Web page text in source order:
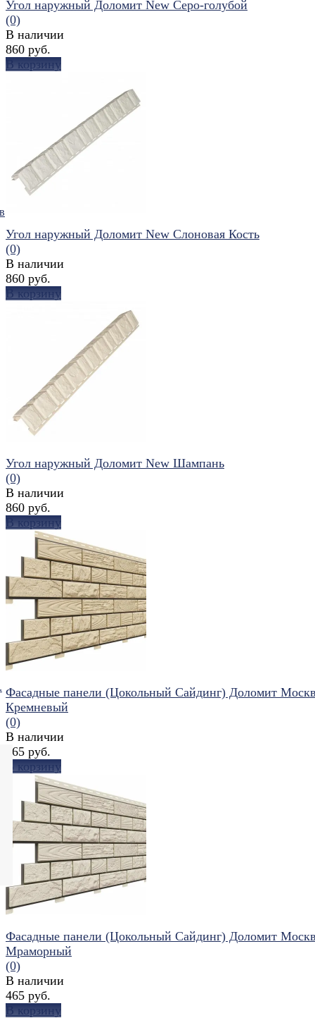
сравнить
Угол наружный Доломит New Серо-голубой
(0)
В наличии
860 руб.
В корзину
сравнить
Угол наружный Доломит New Слоновая Кость
(0)
В наличии
860 руб.
В корзину
избранное сравнить
Угол наружный Доломит New Шампань
(0)
В наличии
860 руб.
В корзину
избранное сравнить
Фасадные панели (Цокольный Сайдинг) Доломит
Кремневый
(0)
В наличии
465 руб.
В корзину
Фасадные панели (Цокольный Сайдинг) Доломит
Мраморный
(0)
В наличии
465 руб.
В корзину